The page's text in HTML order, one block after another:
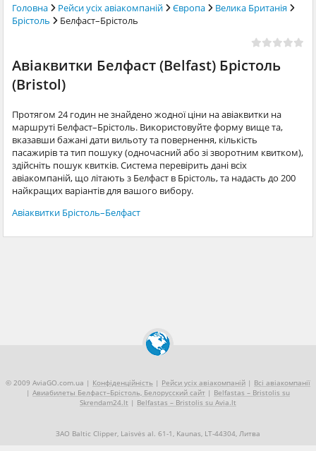
Головна Рейси усіх авіакомпаній Європа
Велика Британія
Брістоль
Белфаст–Брістоль
Авіаквитки Белфаст (Belfast) Брістоль
(Bristol)
Протягом 24 годин не знайдено жодної ціни на авіаквитки на
маршруті Белфаст–Брістоль. Використовуйте форму вище та,
вказавши бажані дати вильоту та повернення, кількість
пасажирів та тип пошуку (одночасний або зі зворотним квитком),
здійсніть пошук квитків. Система перевірить дані всіх
авіакомпаній, що літають з Белфаст в Брістоль, та надасть до 200
найкращих варіантів для вашого вибору.
Авіаквитки Брістоль–Белфаст
© 2009 AviaGO.com.ua | Конфіденційність | Рейси усіх авіакомпаній | Всі авіакомпанії
| Авиабилеты Белфаст–Брістоль, Белорусский сайт | Belfastas – Bristolis su
Skrendam24.lt | Belfastas – Bristolis su Avia.lt
ЗАО Baltic Clipper, Laisvės al. 61-1, Kaunas, LT-44304, Литва